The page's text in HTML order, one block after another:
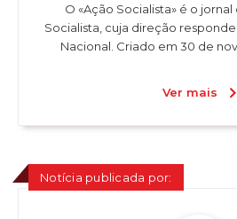
O «Ação Socialista» é o
Socialista, cuja direção
Nacional. Criado em 30 de
Ver mais
Notícia publicada por: